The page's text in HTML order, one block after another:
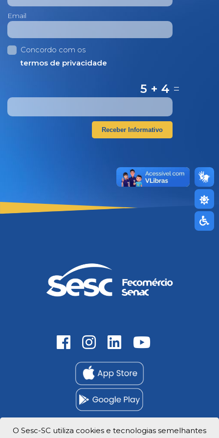
Email
Concordo com os
termos de privacidade
5 + 4 =
Receber Informativo
O Sesc-SC utiliza cookies e tecnologias semelhantes